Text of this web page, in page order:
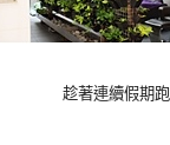
趁著連續假期